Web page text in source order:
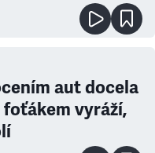
aut docela
vyráží,